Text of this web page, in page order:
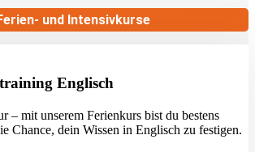
und Intensivkurse
Englisch
– mit unserem Ferienkurs bist du bestens
Chance, dein Wissen in Englisch zu festigen.